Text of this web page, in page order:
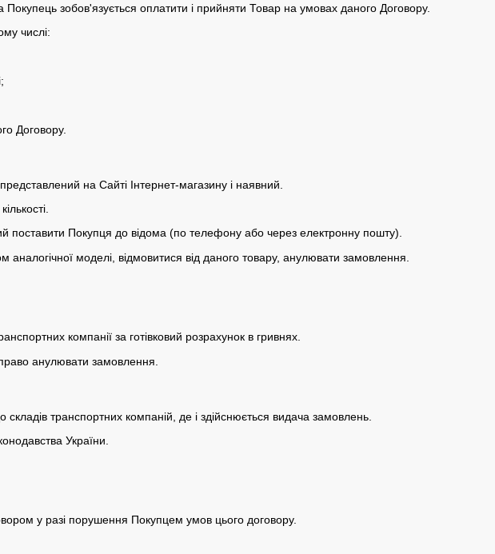
зобов'язується оплатити і прийняти Товар на умовах даного Договору.
числі:
Договору.
на Сайті Інтернет-магазину і наявний.
поставити Покупця до відома (по телефону або через електронну пошту).
моделі, відмовитися від даного товару, анулювати замовлення.
компанії за готівковий розрахунок в гривнях.
анулювати замовлення.
транспортних компаній, де і здійснюється видача замовлень.
України.
у разі порушення Покупцем умов цього договору.